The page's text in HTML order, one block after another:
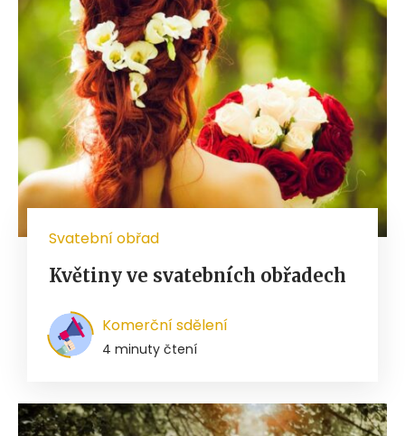
Svatební obřad
Květiny ve svatebních obřadech
Komerční sdělení
4 minuty čtení